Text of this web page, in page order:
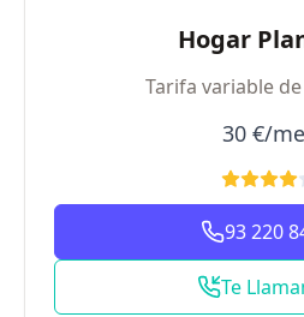
Hogar
Tarifa variable
30 €/
93 220
Te